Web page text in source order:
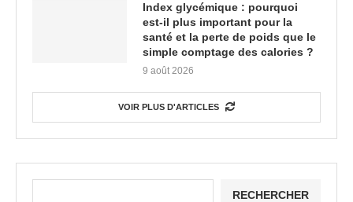
Index glycémique : pourquoi
est-il plus important pour la
santé et la perte de poids que le
simple comptage des calories ?
9 août 2026
VOIR PLUS D'ARTICLES
RECHERCHER